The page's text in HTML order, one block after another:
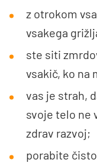
z otrokom
vsakega
ste siti
vsakič, ko na
vas je strah,
svoje telo ne
zdrav razvoj;
porabite